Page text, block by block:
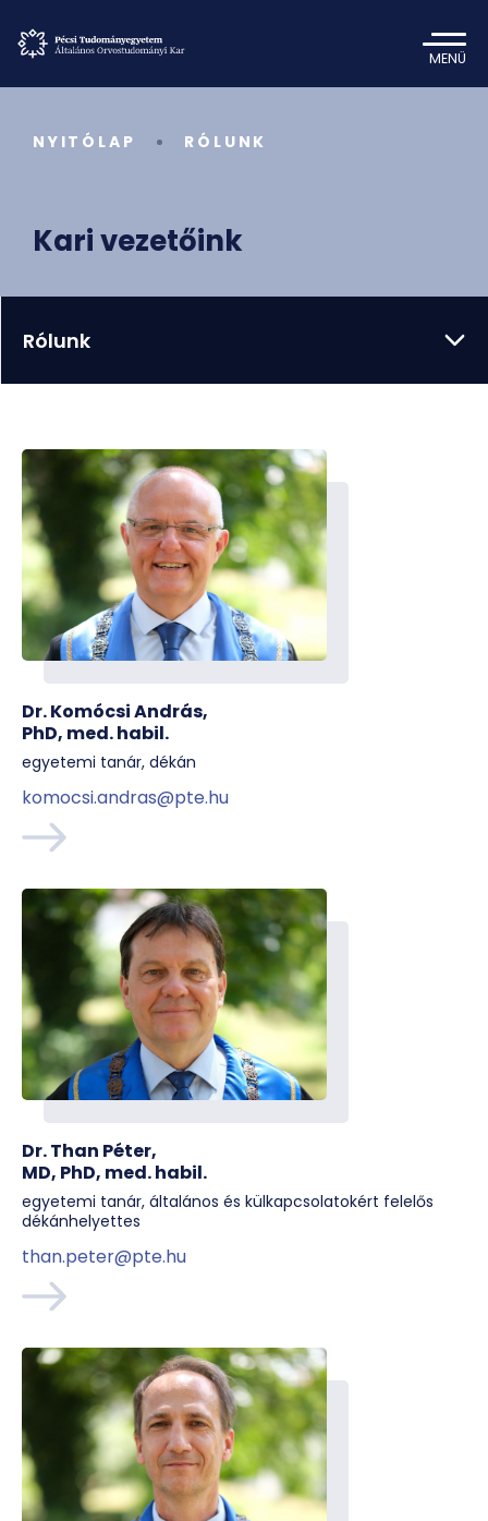
MENÜ
NYITÓLAP RÓLUNK
Kari vezetőink
Dr. Komócsi András,
PhD, med. habil.
egyetemi tanár, dékán
komocsi.andras@pte.hu
Dr. Than Péter,
MD, PhD, med. habil.
egyetemi tanár, általános és külkapcsolatokért felelős
dékánhelyettes
than.peter@pte.hu
Rólunk